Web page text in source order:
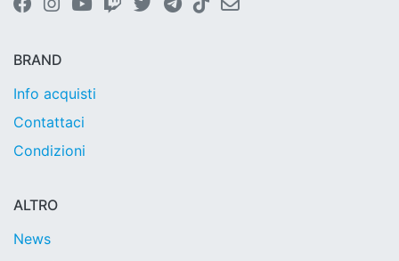
BRAND
Info acquisti
Contattaci
Condizioni
ALTRO
News